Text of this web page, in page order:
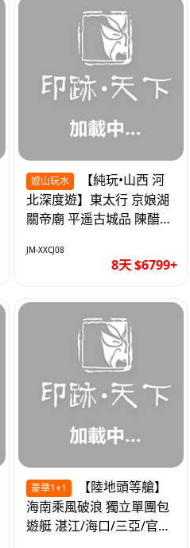
遊山玩水
北深度遊】東太行 京娘湖
關帝廟 平遥古城品 陳醋咖
JM-XXCJ08
8天 $6799+
豪華1+1
海南乘風破浪 獨立單團包
遊艇 湛江/海口/三亞/官塘/